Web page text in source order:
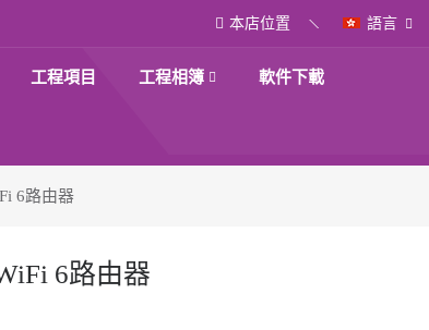
本店位置 語言
工程項目 工程相簿 軟件下載
6路由器
6路由器